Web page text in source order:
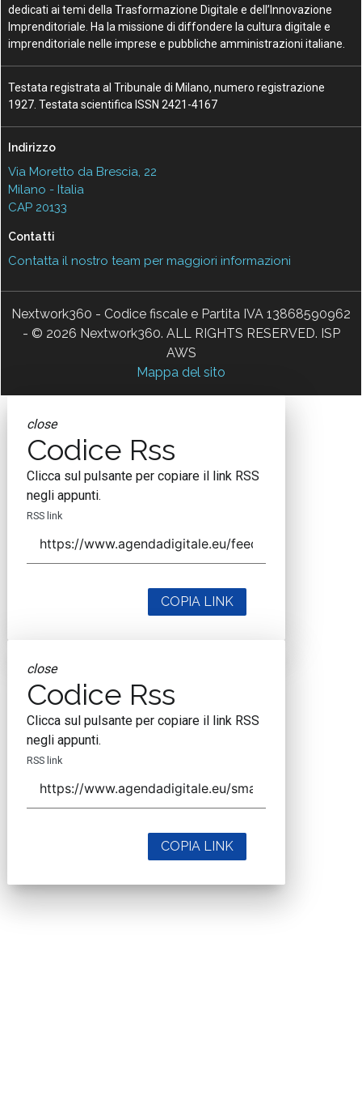
dedicati ai temi della Trasformazione Digitale e dell’Innovazione
Imprenditoriale. Ha la missione di diffondere la cultura digitale e
imprenditoriale nelle imprese e pubbliche amministrazioni italiane.
Testata registrata al Tribunale di Milano, numero registrazione
1927. Testata scientifica ISSN 2421-4167
Indirizzo
Via Moretto da Brescia, 22
Milano - Italia
CAP 20133
Contatti
Contatta il nostro team per maggiori informazioni
Nextwork360 - Codice fiscale e Partita IVA 13868590962
- © 2026 Nextwork360. ALL RIGHTS RESERVED. ISP
AWS
Mappa del sito
close
Codice Rss
Clicca sul pulsante per copiare il link RSS
negli appunti.
RSS link
COPIA LINK
close
Codice Rss
Clicca sul pulsante per copiare il link RSS
negli appunti.
RSS link
COPIA LINK